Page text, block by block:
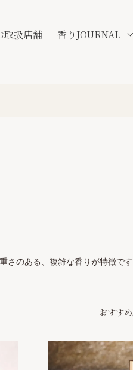
取扱店舗 香りJOURNAL
のある、複雑な香りが特徴です
おすす